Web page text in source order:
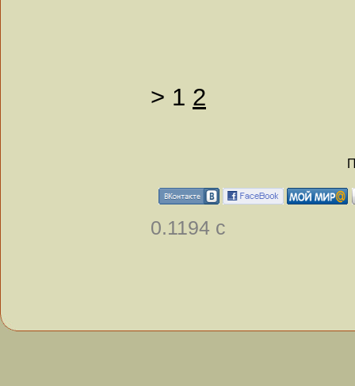
> 1 2
0.1194 с